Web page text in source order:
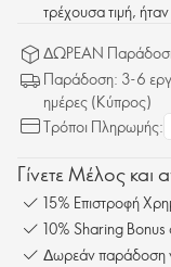
τρέχουσα τιμή,
ΔΩΡΕΑΝ Παράδοση
Παράδοση: 3-6
ημέρες (Κύπρος)
Τρόποι Πληρωμής:
Γίνετε Μέλος και
15% Επιστροφή
10% Sharing Bonus
Δωρεάν παράδοση